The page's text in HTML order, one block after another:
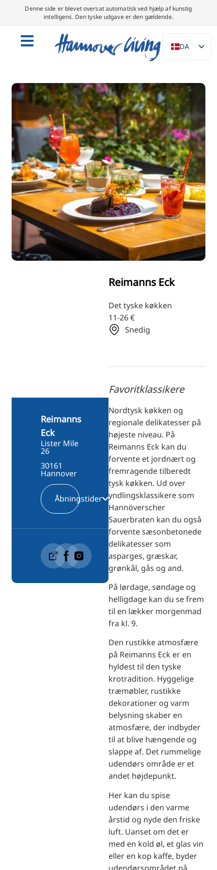
Denne side er blevet oversat automatisk ved hjælp af kunstig
intelligens. Den tyske udgave er den gældende.
DA
DE
NL
PL
ES
IT
SV
FR
PT
TR
RU
FI
ZH
Reimanns Eck
Det tyske køkken
11-26 €
Snedig
Favoritklassikere
Nordtysk køkken og
regionale delikatesser på
højeste niveau. På
Reimanns Eck kan du
forvente et jordnært og
fremragende tilberedt
tysk køkken. Ud over
yndlingsklassikere som
Hannöverscher
Sauerbraten kan du også
forvente sæsonbetonede
delikatesser som
asparges, græskar,
grønkål, gås og and.
På lørdage, søndage og
helligdage kan du se frem
til en lækker morgenmad
fra kl. 9.
Den rustikke atmosfære
på Reimanns Eck er en
hyldest til den tyske
krotradition. Hyggelige
træmøbler, rustikke
dekorationer og varm
belysning skaber en
atmosfære, der indbyder
til at blive hængende og
slappe af. Det rummelige
udendørs område er et
andet højdepunkt.
Her kan du spise
udendørs i den varme
årstid og nyde den friske
luft. Uanset om det er
med en kold øl, et glas vin
eller en kop kaffe, byder
Reimanns
Eck
Lister Mile
26
30161
Hannover
Åbningstider